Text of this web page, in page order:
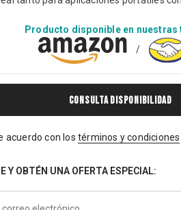
Producto disponible en
/
CONSULTA DISPONIBILIDAD
acuerdo con los términos y condiciones
Y OBTÉN UNA OFERTA ESPECIAL: